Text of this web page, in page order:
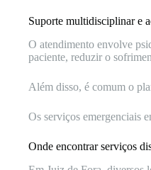
Suporte multidisciplinar e
O atendimento envolve
paciente, reduzir o
Além disso, é comum o
Os serviços emergenciais
Onde encontrar serviços